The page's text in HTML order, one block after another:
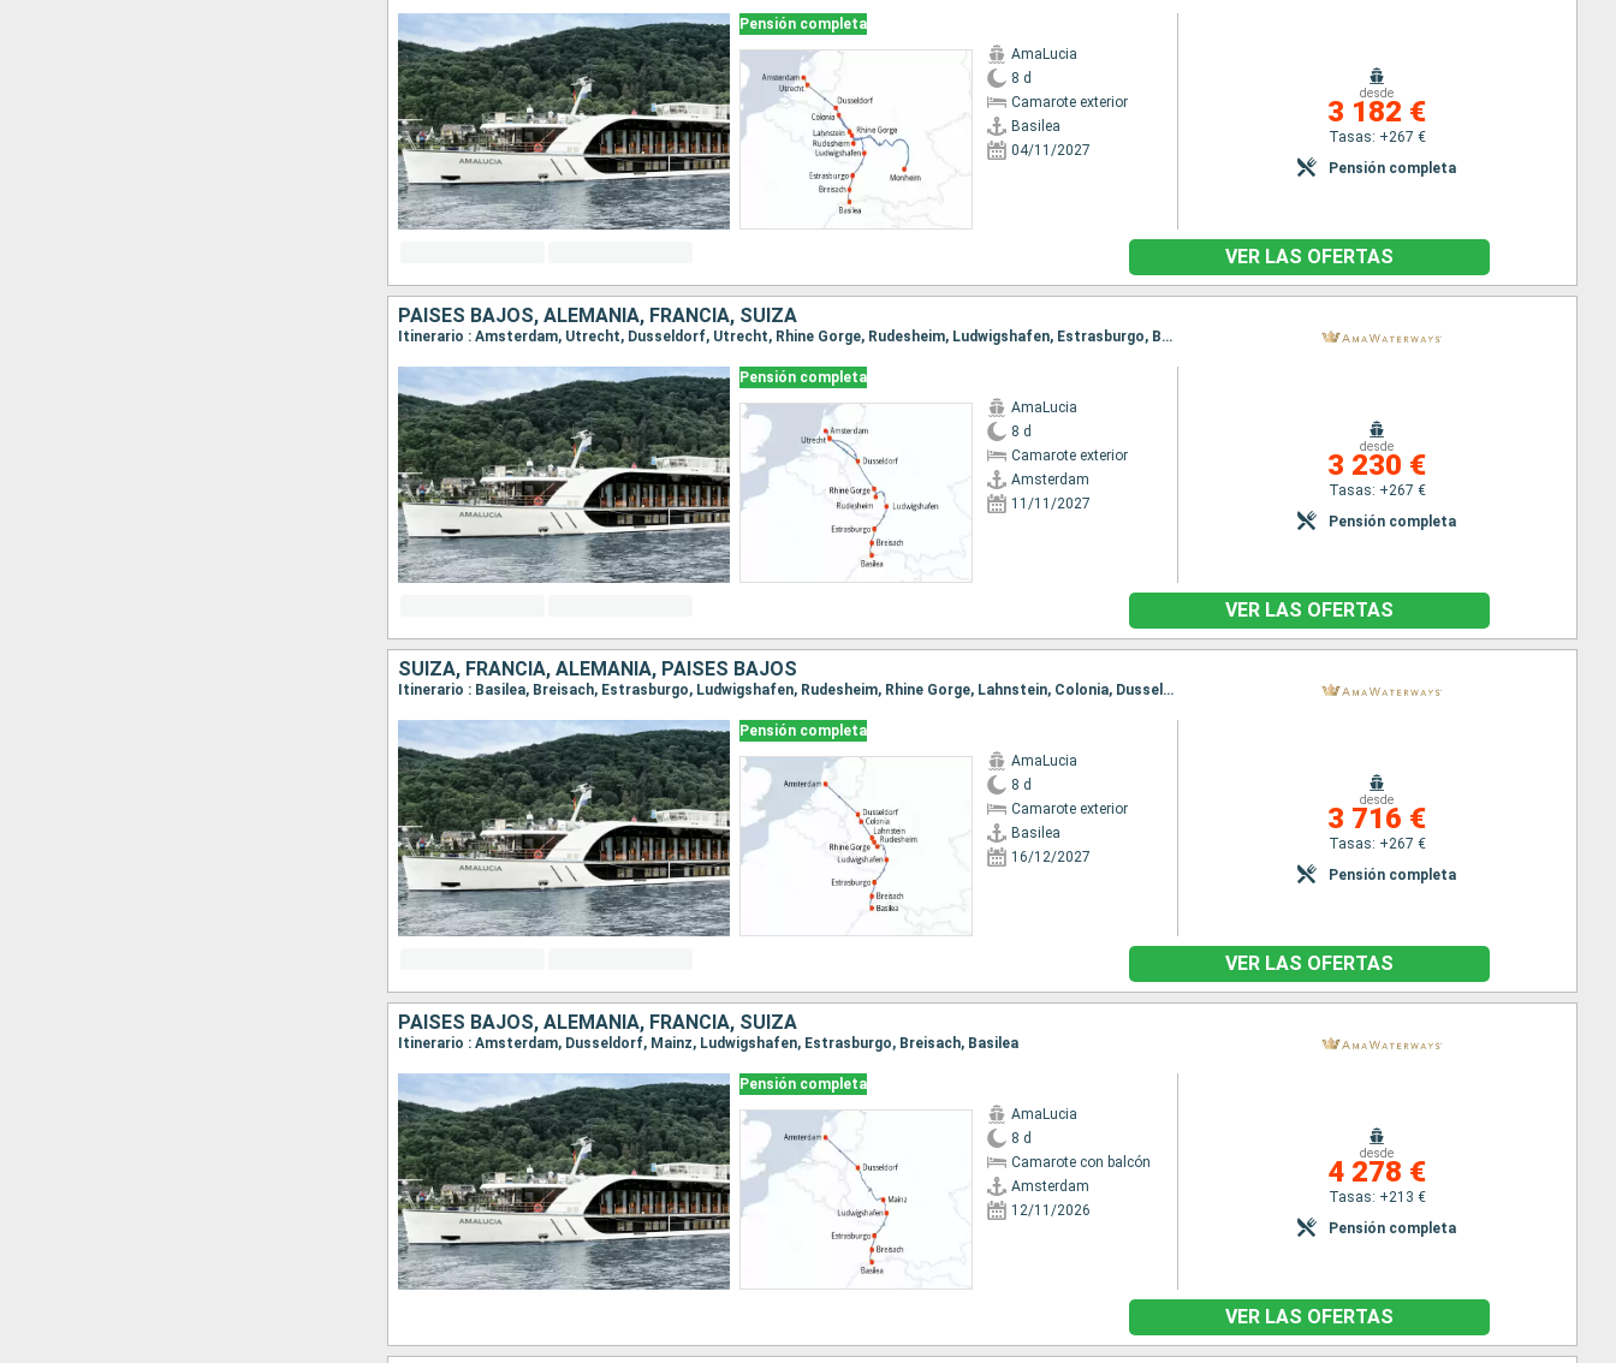
Pensión completa
AmaLucia
8 d
Camarote exterior
Basilea
04/11/2027
desde
3 182 €
Tasas: +267 €
Pensión completa
VER LAS OFERTAS
PAISES BAJOS, ALEMANIA, FRANCIA, SUIZA
Itinerario : Amsterdam, Utrecht, Dusseldorf, Utrecht, Rhine Gorge, Rudesheim, Ludwigshafen, Estrasburgo, Breisach, Basilea
Pensión completa
AmaLucia
8 d
Camarote exterior
Amsterdam
11/11/2027
desde
3 230 €
Tasas: +267 €
Pensión completa
VER LAS OFERTAS
SUIZA, FRANCIA, ALEMANIA, PAISES BAJOS
Itinerario : Basilea, Breisach, Estrasburgo, Ludwigshafen, Rudesheim, Rhine Gorge, Lahnstein, Colonia, Dusseldorf, Amsterdam
Pensión completa
AmaLucia
8 d
Camarote exterior
Basilea
16/12/2027
desde
3 716 €
Tasas: +267 €
Pensión completa
VER LAS OFERTAS
PAISES BAJOS, ALEMANIA, FRANCIA, SUIZA
Itinerario : Amsterdam, Dusseldorf, Mainz, Ludwigshafen, Estrasburgo, Breisach, Basilea
Pensión completa
AmaLucia
8 d
Camarote con balcón
Amsterdam
12/11/2026
desde
4 278 €
Tasas: +213 €
Pensión completa
VER LAS OFERTAS